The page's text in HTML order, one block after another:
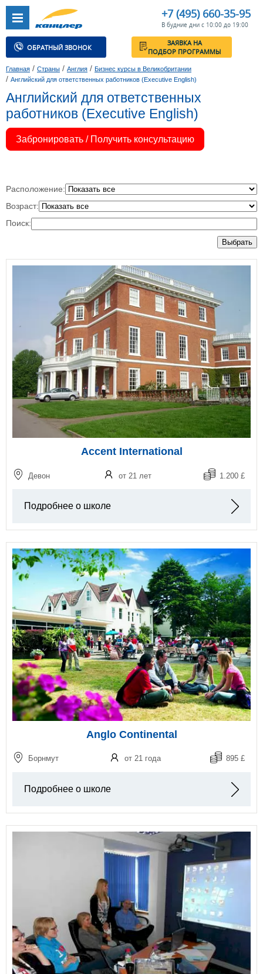
+7 (495) 660-35-95
В будние дни с 10:00 до 19:00
ОБРАТНЫЙ ЗВОНОК
ЗАЯВКА НА
ПОДБОР ПРОГРАММЫ
Главная / Страны / Англия / Бизнес курсы в Великобритании
/ Английский для ответственных работников (Executive English)
Английский для ответственных
работников (Executive English)
Забронировать / Получить консультацию
Расположение:
Возраст:
Поиск:
Выбрать
Accent International
Девон от 21 лет 1.200 £
Подробнее о школе
Anglo Continental
Борнмут от 21 года 895 £
Подробнее о школе